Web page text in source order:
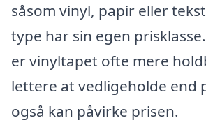
såsom vinyl, papir eller
type har sin egen
er vinyltapet ofte mere
lettere at vedligeholde end
også kan påvirke prisen.